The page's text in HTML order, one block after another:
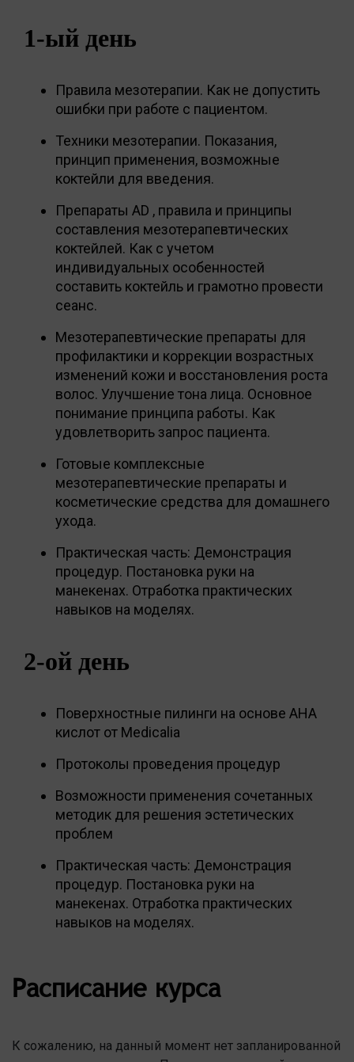
1-ый день
Правила мезотерапии. Как не допустить
ошибки при работе с пациентом.
Техники мезотерапии. Показания,
принцип применения, возможные
коктейли для введения.
Препараты AD , правила и принципы
составления мезотерапевтических
коктейлей. Как с учетом
индивидуальных особенностей
составить коктейль и грамотно провести
сеанс.
Мезотерапевтические препараты для
профилактики и коррекции возрастных
изменений кожи и восстановления роста
волос. Улучшение тона лица. Основное
понимание принципа работы. Как
удовлетворить запрос пациента.
Готовые комплексные
мезотерапевтические препараты и
косметические средства для домашнего
ухода.
Практическая часть: Демонстрация
процедур. Постановка руки на
манекенах. Отработка практических
навыков на моделях.
2-ой день
Поверхностные пилинги на основе AHA
кислот от Medicalia
Протоколы проведения процедур
Возможности применения сочетанных
методик для решения эстетических
проблем
Практическая часть: Демонстрация
процедур. Постановка руки на
манекенах. Отработка практических
навыков на моделях.
Расписание курса
К сожалению, на данный момент нет запланированной